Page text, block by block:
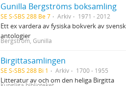
Gunilla Bergströms boksamling
SE S-SBS 288 Be 7 Arkiv 1971 - 2012
Ett ex vardera av fysiska bokverk av
antologier
Bergström, Gunilla
Birgittasamlingen
SE S-SBS 288 Bi 1 Arkiv 1700 - 1955
Litteratur av och om den heliga Birgitta